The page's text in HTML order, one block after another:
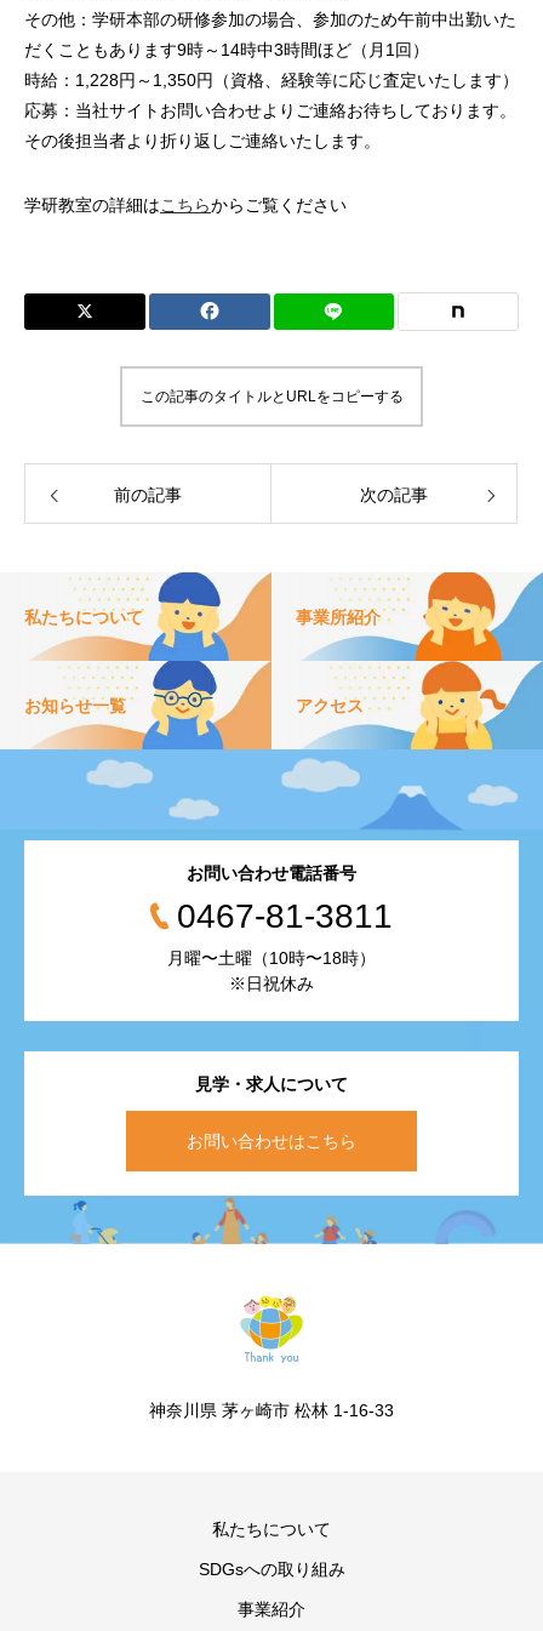
その他：学研本部の研修参加の場合、参加のため午前中出勤いた
だくこともあります9時～14時中3時間ほど（月1回）
時給：1,228円～1,350円（資格、経験等に応じ査定いたします）
応募：当社サイトお問い合わせよりご連絡お待ちしております。
その後担当者より折り返しご連絡いたします。
学研教室の詳細はこちらからご覧ください
この記事のタイトルとURLをコピーする
前の記事 次の記事
私たちについて 事業所紹介
お知らせ一覧 アクセス
見学・求人について
お問い合わせはこちら
お問い合わせ電話番号
0467-81-3811
月曜〜土曜（10時〜18時）
※日祝休み
神奈川県 茅ヶ崎市 松林 1-16-33
私たちについて
SDGsへの取り組み
事業紹介